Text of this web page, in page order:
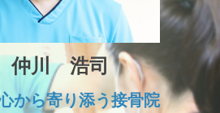
仲川 浩司
から寄り添う接骨院